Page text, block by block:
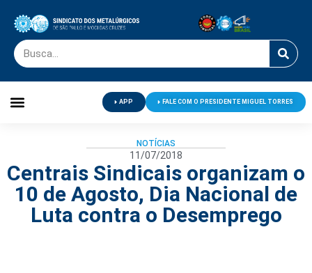
APP FALE COM O PRESIDENTE MIGUEL TORRES
NOTÍCIAS
11/07/2018
Centrais Sindicais organizam o
10 de Agosto, Dia Nacional de
Luta contra o Desemprego